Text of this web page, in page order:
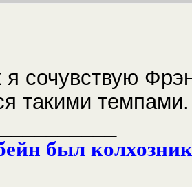
я сочувствую
такими
был